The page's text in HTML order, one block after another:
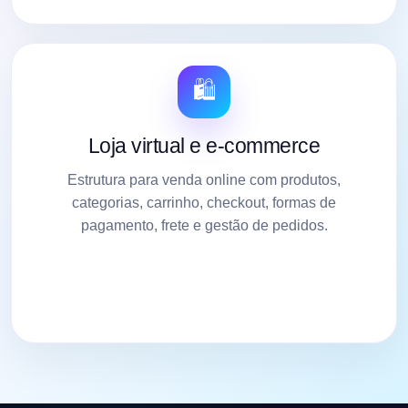
🛍️
Loja virtual e e-commerce
Estrutura para venda online com produtos,
categorias, carrinho, checkout, formas de
pagamento, frete e gestão de pedidos.